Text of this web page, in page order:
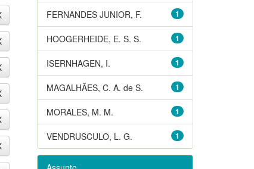
1
FERNANDES JUNIOR, F.
1
HOOGERHEIDE, E. S. S.
1
ISERNHAGEN, I.
1
MAGALHÃES, C. A. de S.
1
MORALES, M. M.
1
VENDRUSCULO, L. G.